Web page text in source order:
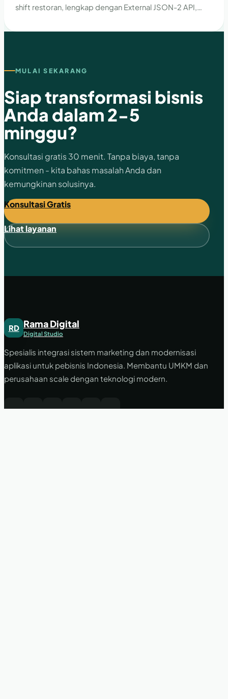
shift restoran, lengkap dengan External JSON-2 API,
MULAI SEKARANG
Siap transformasi bisnis
Anda dalam 2-5
minggu?
Konsultasi gratis 30 menit. Tanpa biaya, tanpa
komitmen - kita bahas masalah Anda dan
kemungkinan solusinya.
Konsultasi Gratis
Lihat layanan
RD Rama Digital
Digital Studio
Spesialis integrasi sistem marketing dan modernisasi
aplikasi untuk pebisnis Indonesia. Membantu UMKM dan
perusahaan scale dengan teknologi modern.